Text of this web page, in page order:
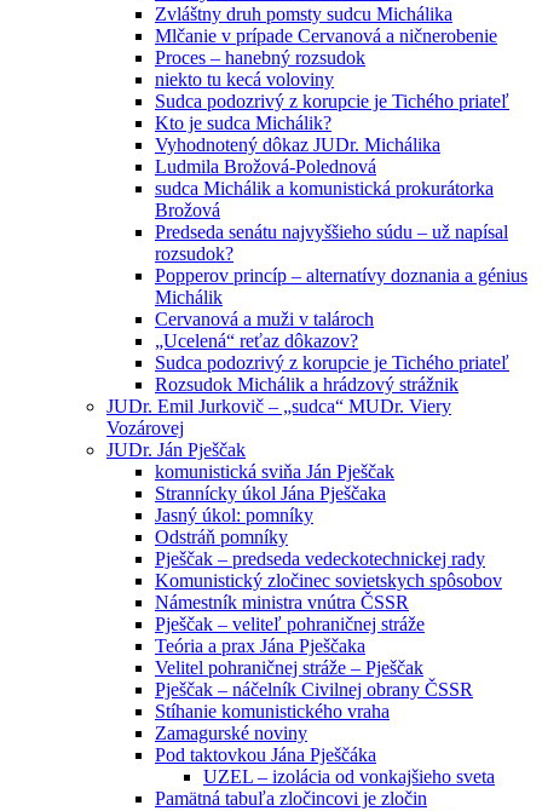
Zvláštny druh pomsty sudcu Michálika
Mlčanie v prípade Cervanová a ničnerobenie
Proces – hanebný rozsudok
niekto tu kecá voloviny
Sudca podozrivý z korupcie je Tichého priateľ
Kto je sudca Michálik?
Vyhodnotený dôkaz JUDr. Michálika
Ludmila Brožová-Polednová
sudca Michálik a komunistická prokurátorka
Brožová
Predseda senátu najvyššieho súdu – už napísal
rozsudok?
Popperov princíp – alternatívy doznania a génius
Michálik
Cervanová a muži v talároch
„Ucelená“ reťaz dôkazov?
Sudca podozrivý z korupcie je Tichého priateľ
Rozsudok Michálik a hrádzový strážnik
JUDr. Emil Jurkovič – „sudca“ MUDr. Viery
Vozárovej
JUDr. Ján Pješčak
komunistická sviňa Ján Pješčak
Strannícky úkol Jána Pješčaka
Jasný úkol: pomníky
Odstráň pomníky
Pješčak – predseda vedeckotechnickej rady
Komunistický zločinec sovietskych spôsobov
Námestník ministra vnútra ČSSR
Pješčak – veliteľ pohraničnej stráže
Teória a prax Jána Pješčaka
Velitel pohraničnej stráže – Pješčak
Pješčak – náčelník Civilnej obrany ČSSR
Stíhanie komunistického vraha
Zamagurské noviny
Pod taktovkou Jána Pješčáka
UZEL – izolácia od vonkajšieho sveta
Pamätná tabuľa zločincovi je zločin